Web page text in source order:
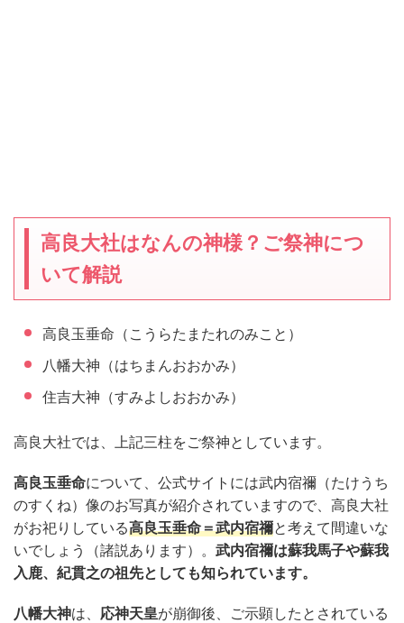
高良大社はなんの神様？ご祭神につ
いて解説
高良玉垂命（こうらたまたれのみこと）
八幡大神（はちまんおおかみ）
住吉大神（すみよしおおかみ）
高良大社では、上記三柱をご祭神としています。
高良玉垂命について、公式サイトには武内宿禰（たけうち
のすくね）像のお写真が紹介されていますので、高良大社
がお祀りしている高良玉垂命＝武内宿禰と考えて間違いな
いでしょう（諸説あります）。 武内宿禰は蘇我馬子や蘇我
入鹿、紀貫之の祖先としても知られています。
八幡大神は、 応神天皇が崩御後、ご示顕したとされている